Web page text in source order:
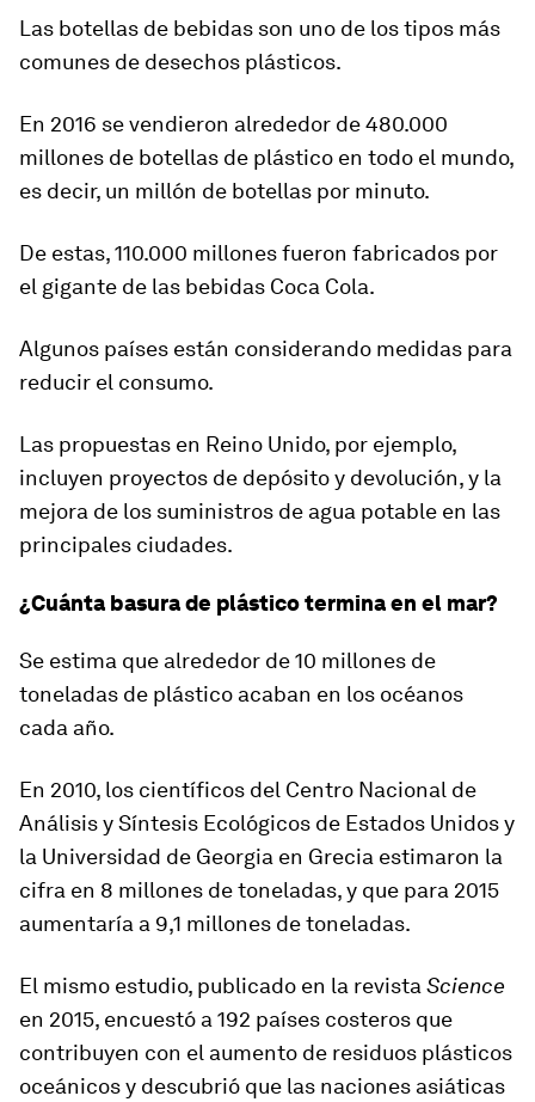
Las botellas de bebidas son uno de los tipos más
comunes de desechos plásticos.
En 2016 se vendieron alrededor de 480.000
millones de botellas de plástico en todo el mundo,
es decir, un millón de botellas por minuto.
De estas, 110.000 millones fueron fabricados por
el gigante de las bebidas Coca Cola.
Algunos países están considerando medidas para
reducir el consumo.
Las propuestas en Reino Unido, por ejemplo,
incluyen proyectos de depósito y devolución, y la
mejora de los suministros de agua potable en las
principales ciudades.
¿Cuánta basura de plástico termina en el mar?
Se estima que alrededor de10 millones de
toneladas de plástico acaban en los océanos
cada año.
En 2010, los científicos del Centro Nacional de
Análisis y Síntesis Ecológicos de Estados Unidos y
la Universidad de Georgia en Grecia estimaron la
cifra en 8 millones de toneladas, y que para 2015
aumentaría a 9,1 millones de toneladas.
El mismo estudio, publicado en la revistaScience
en 2015, encuestó a 192 países costeros que
contribuyen con el aumento de residuos plásticos
oceánicos y descubrió que las naciones asiáticas